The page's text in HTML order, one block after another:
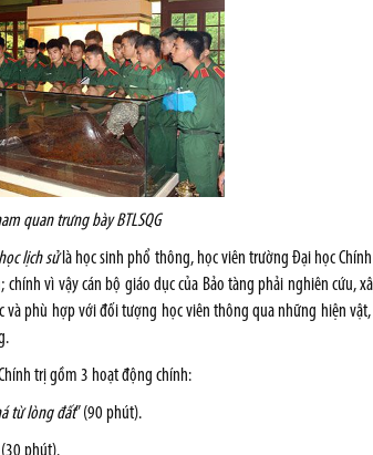
quan trưng bày BTLSQG
lịch sửlà học sinh phổ thông, học viên trường Đại học
vì vậy cán bộ giáo dục của Bảo tàng phải nghiên cứu,
phù hợp với đối tượng học viên thông qua những hiện
trị gồm 3 hoạt động chính:
từ lòng đất” (90 phút).